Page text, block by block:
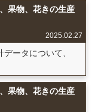
果物、花きの生産
2025.02.27
ータについて、
果物、花きの生産